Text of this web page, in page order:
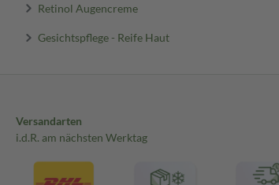
Retinol Augencreme
Gesichtspflege - Reife Haut
Versandarten
i.d.R. am nächsten Werktag